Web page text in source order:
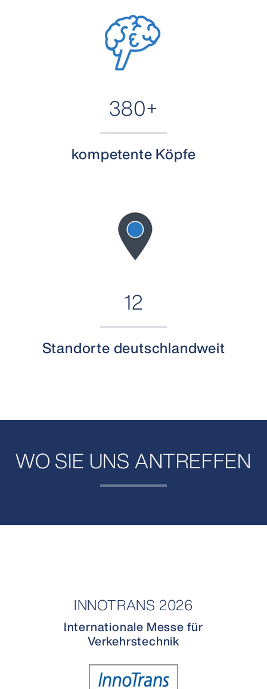
380+
kompetente Köpfe
12
Standorte deutschlandweit
WO SIE UNS ANTREFFEN
INNOTRANS 2026
Internationale Messe für
Verkehrstechnik